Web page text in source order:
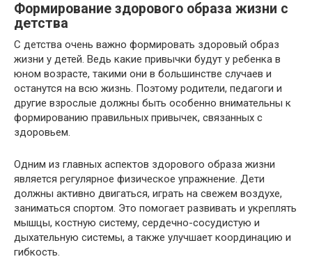
Формирование здорового образа жизни с
детства
С детства очень важно формировать здоровый образ
жизни у детей. Ведь какие привычки будут у ребенка в
юном возрасте, такими они в большинстве случаев и
останутся на всю жизнь. Поэтому родители, педагоги и
другие взрослые должны быть особенно внимательны к
формированию правильных привычек, связанных с
здоровьем.
Одним из главных аспектов здорового образа жизни
является регулярное физическое упражнение. Дети
должны активно двигаться, играть на свежем воздухе,
заниматься спортом. Это помогает развивать и укреплять
мышцы, костную систему, сердечно-сосудистую и
дыхательную системы, а также улучшает координацию и
гибкость.